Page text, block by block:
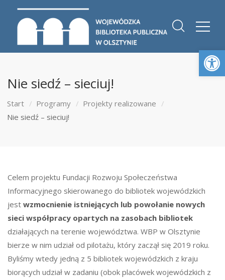
Nie siedź – sieciuj!
Start Programy
Projekty realizowane
Nie siedź – sieciuj!
Celem projektu Fundacji Rozwoju Społeczeństwa
Informacyjnego skierowanego do bibliotek wojewódzkich
jest wzmocnienie istniejących lub powołanie nowych
sieci współpracy opartych na zasobach bibliotek
działających na terenie województwa. WBP w Olsztynie
bierze w nim udział od pilotażu, który zaczął się 2019 roku.
Byliśmy wtedy jedną z 5 bibliotek wojewódzkich z kraju
biorących udział w zadaniu (obok placówek wojewódzkich z